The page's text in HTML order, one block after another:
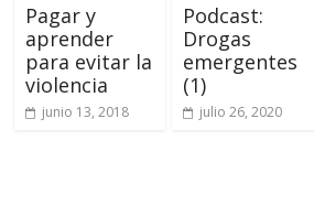
Pagar y
aprender
para evitar la
violencia
junio 13, 2018
Podcast:
Drogas
emergentes
(1)
julio 26, 2020